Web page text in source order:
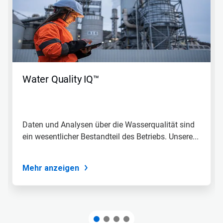
Water Quality IQ™
Daten und Analysen über die Wasserqualität sind
ein wesentlicher Bestandteil des Betriebs. Unsere...
Mehr anzeigen